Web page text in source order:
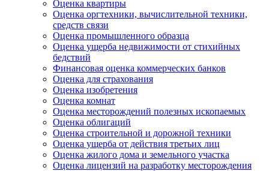
Оценка квартиры
Оценка оргтехники, вычислительной техники,
средств связи
Оценка промышленного образца
Оценка ущерба недвижимости от стихийных
бедствий
Финансовая оценка коммерческих банков
Оценка для страхования
Оценка изобретения
Оценка комнат
Оценка месторождений полезных ископаемых
Оценка облигаций
Оценка строительной и дорожной техники
Оценка ущерба от действия третьих лиц
Оценка жилого дома и земельного участка
Оценка лицензий на разработку месторождения